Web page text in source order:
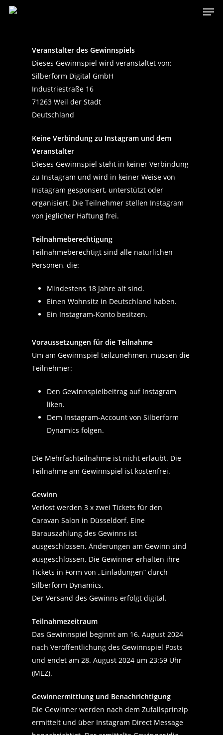
Skip
Veranstalter des Gewinnspiels
Dieses Gewinnspiel wird veranstaltet von:
Silberform Digital GmbH
Industriestraße 16
71263 Weil der Stadt
Deutschland
Keine Verbindung zu Instagram und dem
Veranstalter
Dieses Gewinnspiel steht in keiner Verbindung
zu Instagram und wird in keiner Weise von
Instagram gesponsert, unterstützt oder
organisiert. Die Teilnehmer stellen Instagram
von jeglicher Haftung frei.
Teilnahmeberechtigung
Teilnahmeberechtigt sind alle natürlichen
Personen, die:
Mindestens 18 Jahre alt sind.
Einen Wohnsitz in Deutschland haben.
Ein Instagram-Konto besitzen.
Voraussetzungen für die Teilnahme
Um am Gewinnspiel teilzunehmen, müssen die
Teilnehmer:
Den Gewinnspielbeitrag auf Instagram
liken.
Dem Instagram-Account von Silberform
Dynamics folgen.
Die Mehrfachteilnahme ist nicht erlaubt. Die
Teilnahme am Gewinnspiel ist kostenfrei.
Gewinn
Verlost werden 3 x zwei Tickets für den
Caravan Salon in Düsseldorf. Eine
Barauszahlung des Gewinns ist
ausgeschlossen. Änderungen am Gewinn sind
ausgeschlossen. Die Gewinner erhalten ihre
Tickets in Form von „Einladungen“ durch
Silberform Dynamics.
Der Versand des Gewinns erfolgt digital.
Teilnahmezeitraum
Das Gewinnspiel beginnt am 16. August 2024
nach Veröffentlichung des Gewinnspiel Posts
und endet am 28. August 2024 um 23:59 Uhr
(MEZ).
Gewinnermittlung und Benachrichtigung
Die Gewinner werden nach dem Zufallsprinzip
ermittelt und über Instagram Direct Message